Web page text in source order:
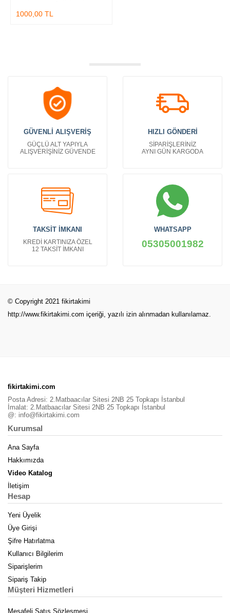
1000,00 TL
GÜVENLİ ALIŞVERİŞ
GÜÇLÜ ALT YAPIYLA
ALIŞVERİŞİNİZ GÜVENDE
HIZLI GÖNDERİ
SİPARİŞLERİNİZ
AYNI GÜN KARGODA
TAKSİT İMKANI
KREDİ KARTINIZA ÖZEL
12 TAKSİT İMKANI
WHATSAPP
05305001982
© Copyright 2021 fikirtakimi
http://www.fikirtakimi.com içeriği, yazılı izin alınmadan kullanılamaz.
fikirtakimi.com
Posta Adresi: 2.Matbaacılar Sitesi 2NB 25 Topkapı İstanbul
İmalat: 2.Matbaacılar Sitesi 2NB 25 Topkapı İstanbul
@: info@fikirtakimi.com
Kurumsal
Ana Sayfa
Hakkımızda
Video Katalog
İletişim
Hesap
Yeni Üyelik
Üye Girişi
Şifre Hatırlatma
Kullanıcı Bilgilerim
Siparişlerim
Sipariş Takip
Müşteri Hizmetleri
Mesafeli Satış Sözleşmesi